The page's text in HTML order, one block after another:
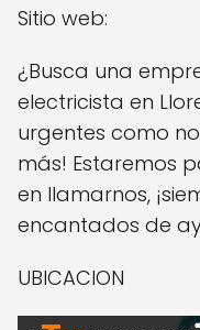
Sitio web:
¿Busca una
electricista en
urgentes como
más! Estaremos
en llamarnos,
encantados de
UBICACION